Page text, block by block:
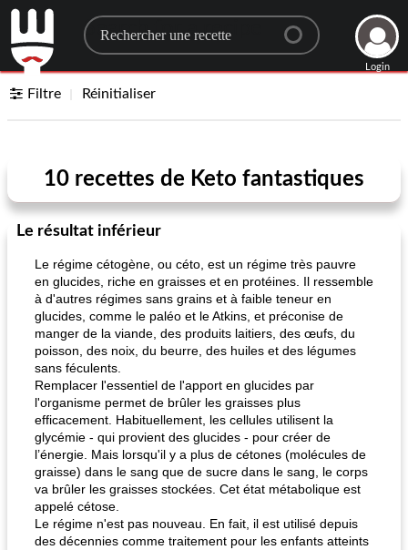
Search for a recipe
Login
Filtre Réinitialiser
10 recettes de Keto fantastiques
Le résultat inférieur
Le régime cétogène, ou céto, est un régime très pauvre
en glucides, riche en graisses et en protéines. Il ressemble
à d'autres régimes sans grains et à faible teneur en
glucides, comme le paléo et le Atkins, et préconise de
manger de la viande, des produits laitiers, des œufs, du
poisson, des noix, du beurre, des huiles et des légumes
sans féculents.
Remplacer l'essentiel de l'apport en glucides par
l'organisme permet de brûler les graisses plus
efficacement. Habituellement, les cellules utilisent la
glycémie - qui provient des glucides - pour créer de
l’énergie. Mais lorsqu'il y a plus de cétones (molécules de
graisse) dans le sang que de sucre dans le sang, le corps
va brûler les graisses stockées. Cet état métabolique est
appelé cétose.
Le régime n'est pas nouveau. En fait, il est utilisé depuis
des décennies comme traitement pour les enfants atteints